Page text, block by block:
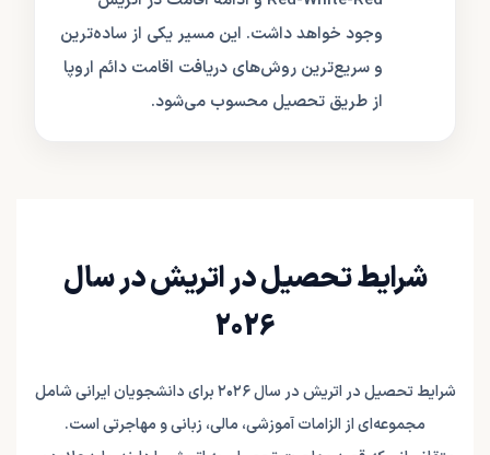
وجود خواهد داشت. این مسیر یکی از ساده‌ترین
و سریع‌ترین روش‌های دریافت اقامت دائم اروپا
از طریق تحصیل محسوب می‌شود.
شرایط تحصیل در اتریش در سال
2026
شرایط تحصیل در اتریش در سال ۲۰۲۶ برای دانشجویان ایرانی شامل
مجموعه‌ای از الزامات آموزشی، مالی، زبانی و مهاجرتی است.